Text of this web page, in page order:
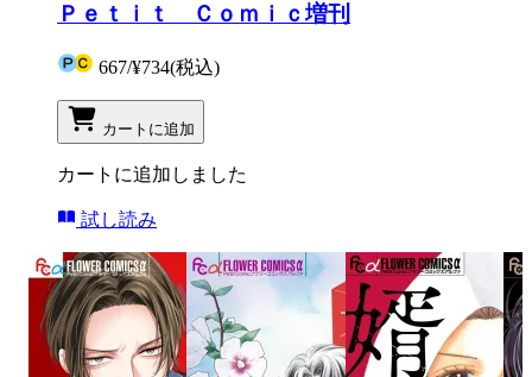
Ｐｅｔｉｔ Ｃｏｍｉｃ増刊
667/¥734(税込)
カートに追加
カートに追加しました
試し読み